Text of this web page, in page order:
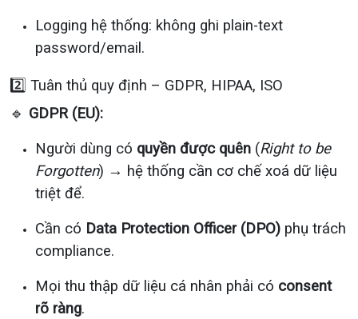
Logging hệ thống: không ghi plain-text
password/email.
2️⃣ Tuân thủ quy định – GDPR, HIPAA, ISO
🔹 GDPR (EU):
Người dùng có quyền được quên (Right to be
Forgotten) → hệ thống cần cơ chế xoá dữ liệu
triệt để.
Cần có Data Protection Officer (DPO) phụ trách
compliance.
Mọi thu thập dữ liệu cá nhân phải có consent
rõ ràng.